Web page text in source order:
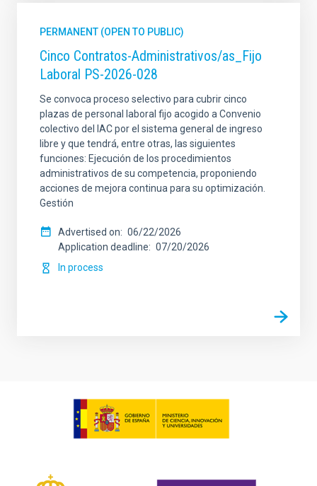
PERMANENT (OPEN TO PUBLIC)
Cinco Contratos-Administrativos/as_Fijo
Laboral PS-2026-028
Se convoca proceso selectivo para cubrir cinco
plazas de personal laboral fijo acogido a Convenio
colectivo del IAC por el sistema general de ingreso
libre y que tendrá, entre otras, las siguientes
funciones: Ejecución de los procedimientos
administrativos de su competencia, proponiendo
acciones de mejora continua para su optimización.
Gestión
Advertised on
06/22/2026
Application deadline
07/20/2026
In process